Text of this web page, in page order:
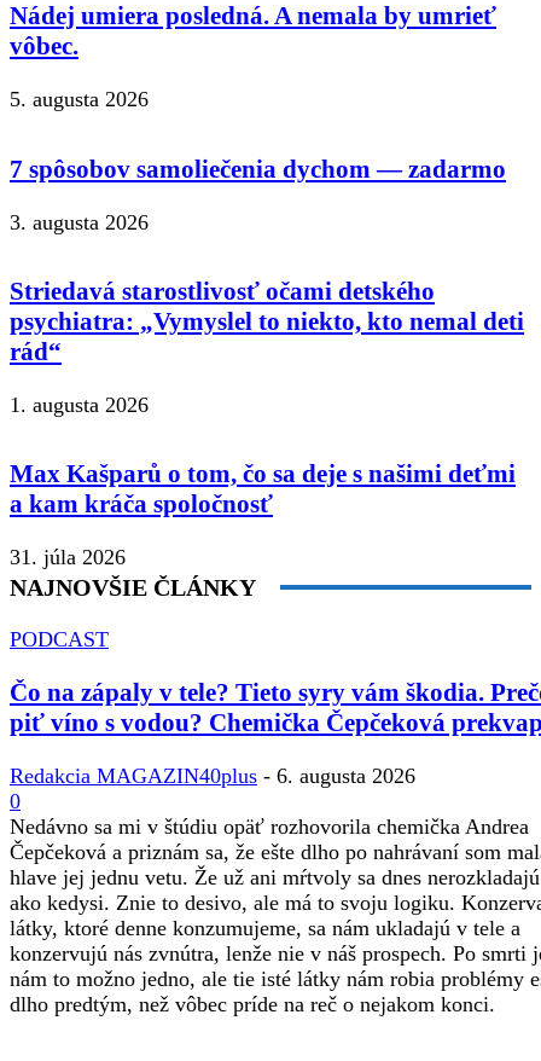
Nádej umiera posledná. A nemala by umrieť
vôbec.
5. augusta 2026
7 spôsobov samoliečenia dychom — zadarmo
3. augusta 2026
Striedavá starostlivosť očami detského
psychiatra: „Vymyslel to niekto, kto nemal deti
rád“
1. augusta 2026
Max Kašparů o tom, čo sa deje s našimi deťmi
a kam kráča spoločnosť
31. júla 2026
NAJNOVŠIE ČLÁNKY
PODCAST
Čo na zápaly v tele? Tieto syry vám škodia.
piť víno s vodou? Chemička Čepčeková
Redakcia MAGAZIN40plus - 6. augusta 2026
0
Nedávno sa mi v štúdiu opäť rozhovorila chemička Andrea
Čepčeková a priznám sa, že ešte dlho po nahrávaní som
hlave jej jednu vetu. Že už ani mŕtvoly sa dnes
ako kedysi. Znie to desivo, ale má to svoju logiku.
látky, ktoré denne konzumujeme, sa nám ukladajú v tele a
konzervujú nás zvnútra, lenže nie v náš prospech. Po smrti
nám to možno jedno, ale tie isté látky nám robia problémy
dlho predtým, než vôbec príde na reč o nejakom konci.